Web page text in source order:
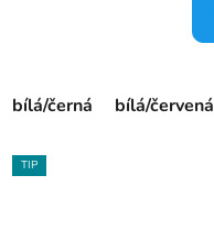
bílá/černá bílá/červená
TIP